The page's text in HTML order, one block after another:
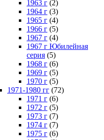
1963 г (2)
1964 г (3)
1965 г (4)
1966 г (5)
1967 г (4)
1967 г Юбилейная
серия (5)
1968 г (6)
1969 г (5)
1970 г (5)
1971-1980 гг (72)
1971 г (6)
1972 г (5)
1973 г (7)
1974 г (7)
1975 г (6)